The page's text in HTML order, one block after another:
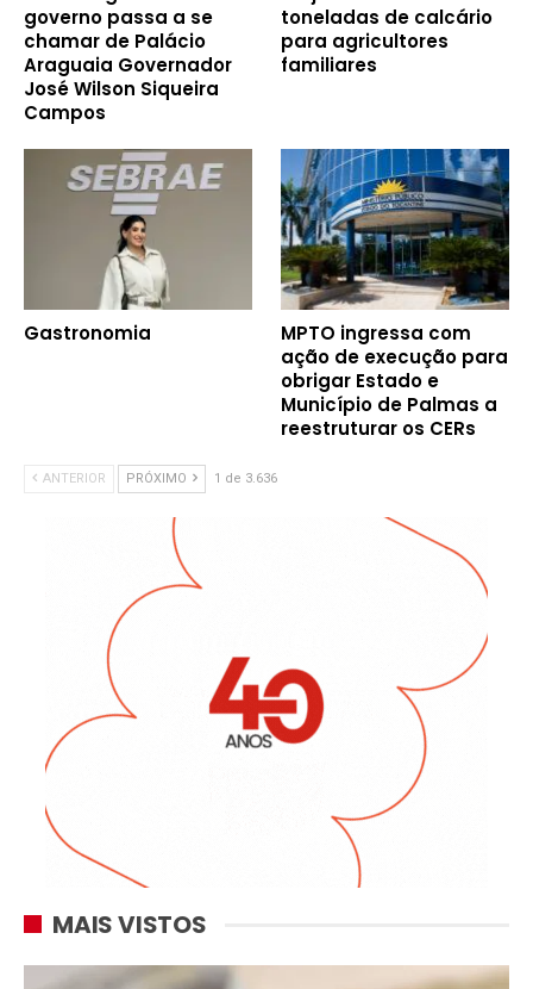
governo passa a se
chamar de Palácio
Araguaia Governador
José Wilson Siqueira
Campos
toneladas de calcário
para agricultores
familiares
Gastronomia
MPTO ingressa com
ação de execução para
obrigar Estado e
Município de Palmas a
reestruturar os CERs
ANTERIOR PRÓXIMO 1 de 3.636
MAIS VISTOS